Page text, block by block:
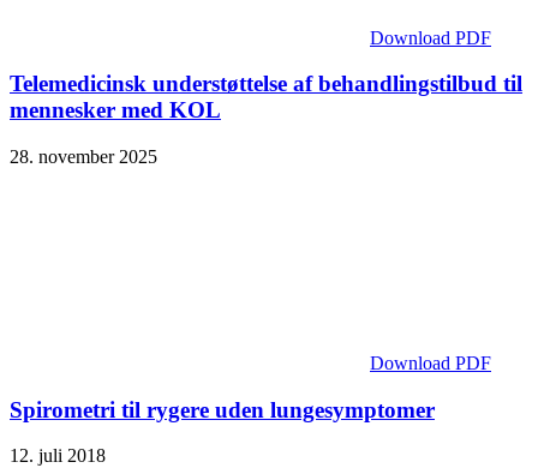
Download PDF
Telemedicinsk understøttelse af behandlingstilbud til
mennesker med KOL
28. november 2025
Download PDF
Spirometri til rygere uden lungesymptomer
12. juli 2018